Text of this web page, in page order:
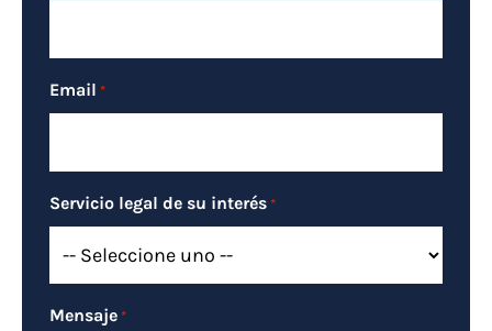
Email *
Servicio legal de su interés *
Mensaje *